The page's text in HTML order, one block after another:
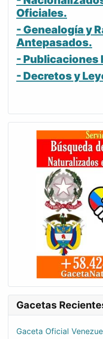
Oficiales.
- Genealogía y
Antepasados.
- Publicaciones
- Decretos y
Gacetas
Gaceta Oficial